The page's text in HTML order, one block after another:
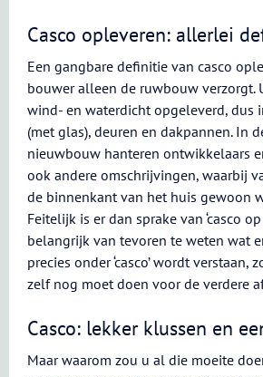
Casco opleveren: allerlei
Een gangbare definitie van casco
bouwer alleen de ruwbouw verzorgt.
wind- en waterdicht opgeleverd, dus
(met glas), deuren en dakpannen. In
nieuwbouw hanteren ontwikkelaars
ook andere omschrijvingen, waarbij
de binnenkant van het huis gewoon
Feitelijk is er dan sprake van ‘casco
belangrijk van tevoren te weten wat
precies onder ‘casco’ wordt verstaan,
zelf nog moet doen voor de verdere
Casco: lekker klussen en
Maar waarom zou u al die moeite